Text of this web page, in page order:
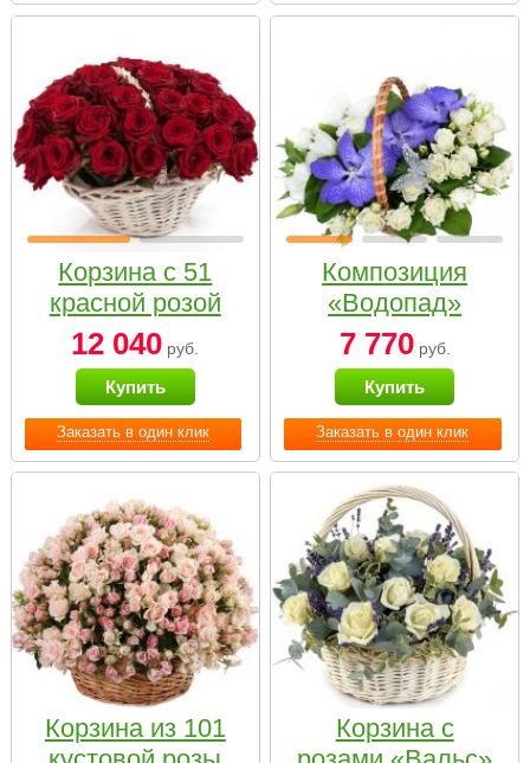
Заказать в один клик
Корзина с 51
красной розой
12 040 руб.
Купить
Заказать в один клик
Композиция
«Водопад»
7 770руб.
Купить
Корзина из 101
Корзина с